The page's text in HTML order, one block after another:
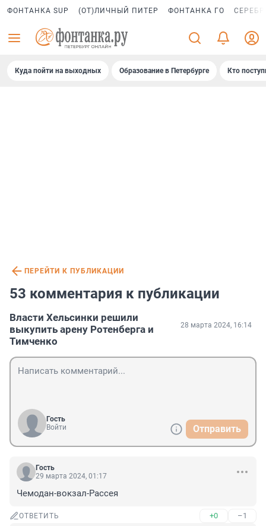
ФОНТАНКА SUP (ОТ)ЛИЧНЫЙ ПИТЕР ФОНТАНКА ГО
Куда пойти на выходных Образование в Петербурге Кто
ПЕРЕЙТИ К ПУБЛИКАЦИИ
53 комментария к публикации
Власти Хельсинки решили
выкупить арену Ротенберга и
Тимченко
28 марта 2024, 16:14
Гость
Войти
Отправить
Гость
29 марта 2024, 01:17
Чемодан-вокзал-Рассея
ОТВЕТИТЬ +0 –1